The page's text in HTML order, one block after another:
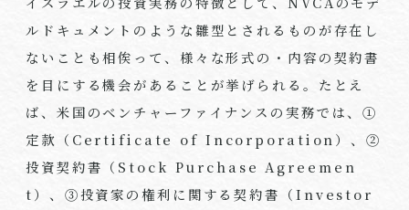
ルドキュメントのような雛型とされるものが存在し
ないことも相俟って、様々な形式の・内容の契約書
を目にする機会があることが挙げられる。たとえ
ば、米国のベンチャーファイナンスの実務では、①
定款（ Certificate of Incorporation ）、②
投資契約書（ Stock Purchase Agreemen
t）、 ③投資家の権利に関する契約書（Investor